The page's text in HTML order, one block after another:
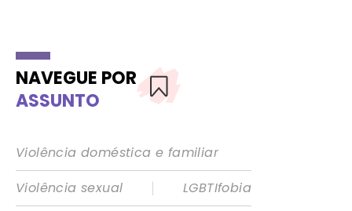
NAVEGUE POR
ASSUNTO
Violência doméstica e familiar
Violência sexual
|
LGBTIfobia